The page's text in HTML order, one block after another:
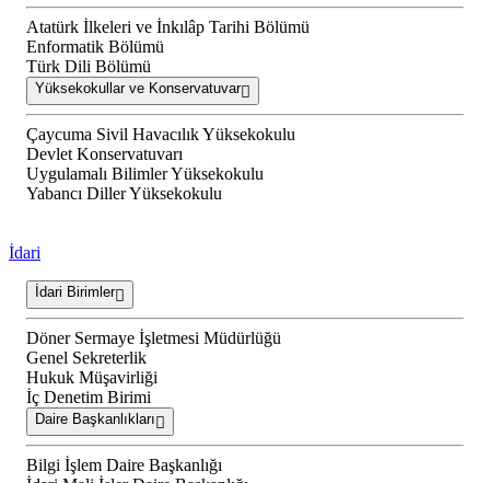
Atatürk İlkeleri ve İnkılâp Tarihi Bölümü
Enformatik Bölümü
Türk Dili Bölümü
Yüksekokullar ve Konservatuvar
Çaycuma Sivil Havacılık Yüksekokulu
Devlet Konservatuvarı
Uygulamalı Bilimler Yüksekokulu
Yabancı Diller Yüksekokulu
İdari
İdari Birimler
Döner Sermaye İşletmesi Müdürlüğü
Genel Sekreterlik
Hukuk Müşavirliği
İç Denetim Birimi
Daire Başkanlıkları
Bilgi İşlem Daire Başkanlığı